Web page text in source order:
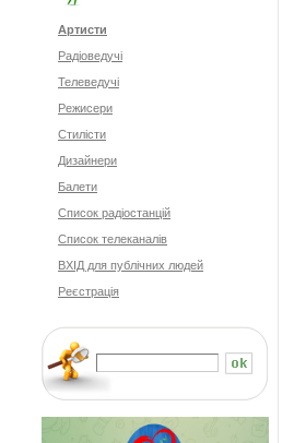
Артисти
Радіоведучі
Телеведучі
Режисери
Стилісти
Дизайнери
Балети
Cписок радіостанцій
Список телеканалів
ВХІД для публічних людей
Реєстрація